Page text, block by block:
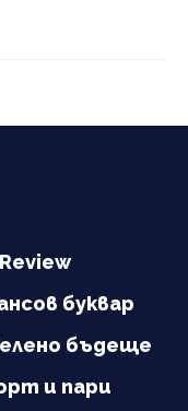
Review
буквар
бъдеще
и пари